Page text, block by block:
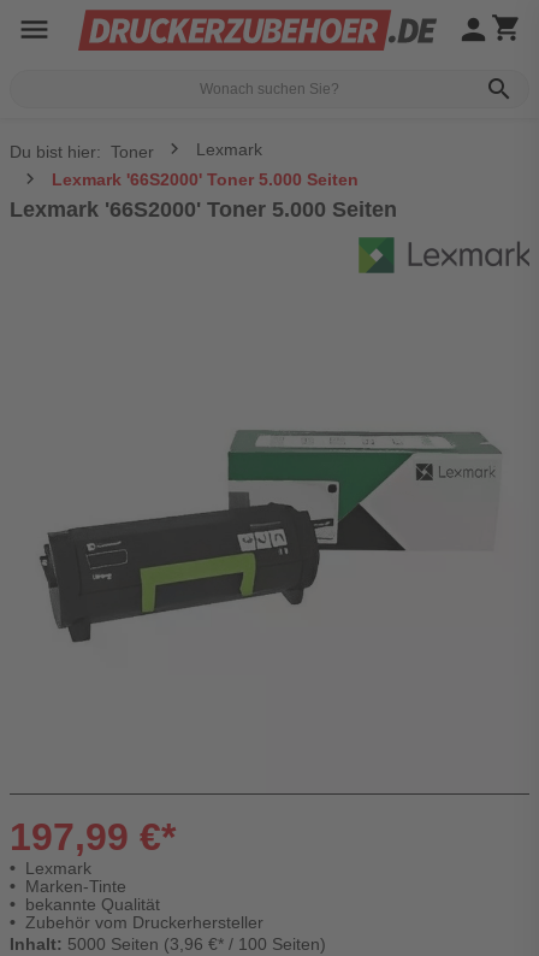
menu
search
person shopping_cart
Du bist hier: Toner
Lexmark
Lexmark '66S2000' Toner 5.000 Seiten
Lexmark '66S2000' Toner 5.000 Seiten
197,99 €*
Lexmark
Marken-Tinte
bekannte Qualität
Zubehör vom Druckerhersteller
Inhalt: 5000 Seiten (3,96 €* / 100 Seiten)